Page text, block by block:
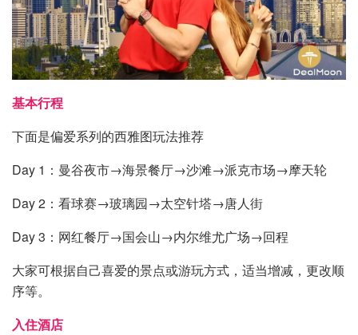
基本行程
下面是偏爱系列的西雅图玩法推荐
Day 1：曼谷夜市→海景餐厅→沙滩→派克市场→摩天轮
Day 2：看球赛→玻璃园→太空针塔→唐人街
Day 3：网红餐厅→国会山→内尔维尤广场→回程
大家可根据自己喜爱的景点或游玩方式，适当增减，更改顺
序等。
入住酒店